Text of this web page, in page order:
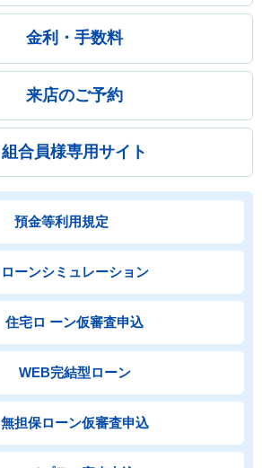
金利・手数料
来店のご予約
組合員様専用サイト
預金等利用規定
ローンシミュレーション
住宅ロ ーン仮審査申込
WEB完結型ローン
無担保ローン仮審査申込